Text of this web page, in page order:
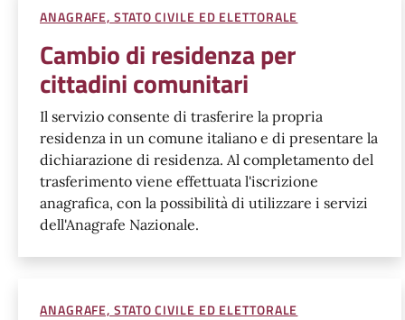
ANAGRAFE, STATO CIVILE ED ELETTORALE
Cambio di residenza per
cittadini comunitari
Il servizio consente di trasferire la propria
residenza in un comune italiano e di presentare la
dichiarazione di residenza. Al completamento del
trasferimento viene effettuata l'iscrizione
anagrafica, con la possibilità di utilizzare i servizi
dell'Anagrafe Nazionale.
ANAGRAFE, STATO CIVILE ED ELETTORALE